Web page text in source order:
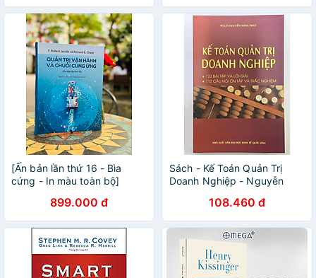
[Ấn bản lần thứ 16 - Bìa
cứng - In màu toàn bộ]
CHUỖI CUNG ỨNG -
F.Robert Jacobs, Richard B.
Chase - Nguyễn Minh Phúc,
Đỗ Hoàng Phương Nhi dịch -
Khải Minh Book - NXB Tài
899.000 đ
Sách - Kế Toán Quản Trị
Doanh Nghiệp - Nguyễn
Kinh Tế Quốc Dân - Minh
Đức
108.460 đ